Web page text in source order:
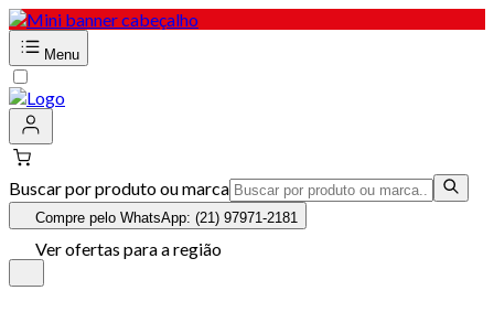
Menu
Buscar por produto ou marca
Compre pelo WhatsApp: (21) 97971-2181
Ver ofertas para a região